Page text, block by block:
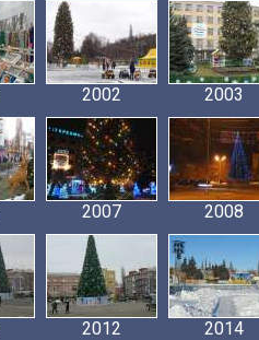
2002 2003
2007 2008
2012 2014